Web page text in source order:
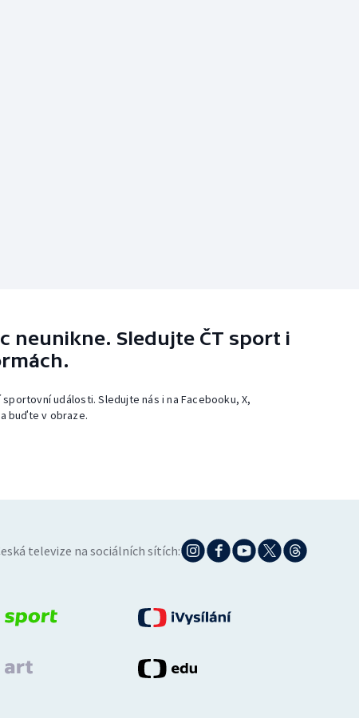
neunikne. Sledujte ČT sport i
události. Sledujte nás i na Facebooku, X,
buďte v obraze.
televize na sociálních sítích: